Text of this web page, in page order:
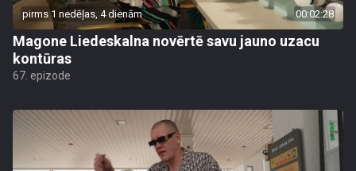
pirms 1 nedēļas, 4 dienām 00:02:28
Magone Liedeskalna novērtē savu jauno uzacu
kontūras
67. epizode